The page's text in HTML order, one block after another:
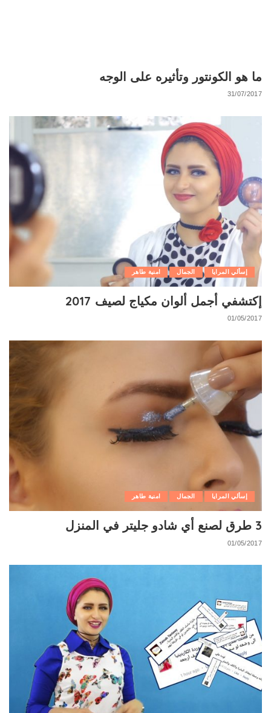
ما هو الكونتور وتأثيره على الوجه
31/07/2017
إسألي المرايا الجمال امنية طاهر
إكتشفي أجمل ألوان مكياج لصيف 2017
01/05/2017
إسألي المرايا الجمال امنية طاهر
3 طرق لصنع أي شادو جليتر في المنزل
01/05/2017